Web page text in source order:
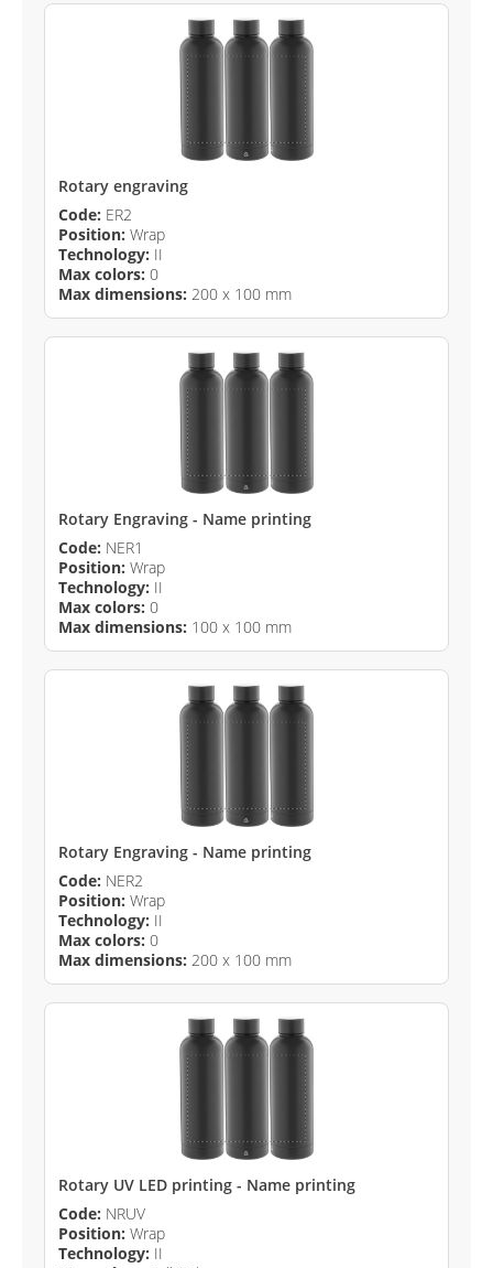
Rotary engraving
Code: ER2
Position: Wrap
Technology: II
Max colors: 0
Max dimensions: 200 x 100 mm
Rotary Engraving - Name printing
Code: NER1
Position: Wrap
Technology: II
Max colors: 0
Max dimensions: 100 x 100 mm
Rotary Engraving - Name printing
Code: NER2
Position: Wrap
Technology: II
Max colors: 0
Max dimensions: 200 x 100 mm
Rotary UV LED printing - Name printing
Code: NRUV
Position: Wrap
Technology: II